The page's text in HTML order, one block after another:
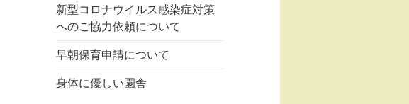
新型コロナウイルス感染症対策
へのご協力依頼について
早朝保育申請について
身体に優しい園舎